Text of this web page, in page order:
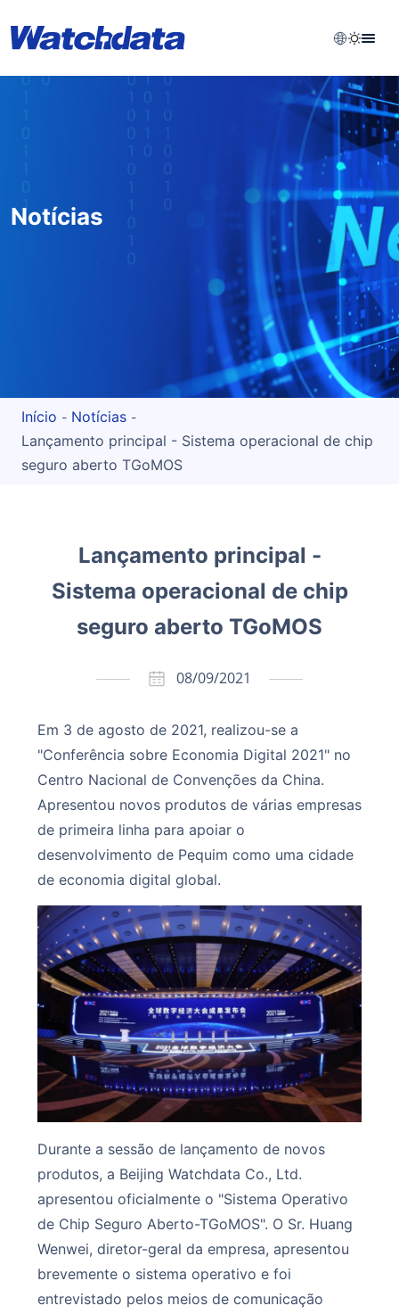
Notícias
Início - Notícias -
Lançamento principal - Sistema operacional de chip
seguro aberto TGoMOS
Lançamento principal -
Sistema operacional de chip
seguro aberto TGoMOS
08/09/2021
Em 3 de agosto de 2021, realizou-se a
"Conferência sobre Economia Digital 2021" no
Centro Nacional de Convenções da China.
Apresentou novos produtos de várias empresas
de primeira linha para apoiar o
desenvolvimento de Pequim como uma cidade
de economia digital global.
Durante a sessão de lançamento de novos
produtos, a Beijing Watchdata Co., Ltd.
apresentou oficialmente o "Sistema Operativo
de Chip Seguro Aberto-TGoMOS". O Sr. Huang
Wenwei, diretor-geral da empresa, apresentou
brevemente o sistema operativo e foi
entrevistado pelos meios de comunicação